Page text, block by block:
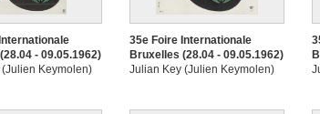
- 09.05.1962)
Keymolen)
35e Foire Internationale
Bruxelles (28.04 - 09.05.1962)
Julian Key (Julien Keymolen)